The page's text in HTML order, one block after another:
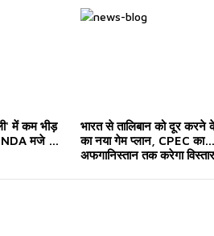
में कम भीड़
मजे ले
भारत से तालिबान को दूर करने के लिए चीन
का नया गेम प्लान, CPEC का
अफगानिस्तान तक करेगा विस्तार